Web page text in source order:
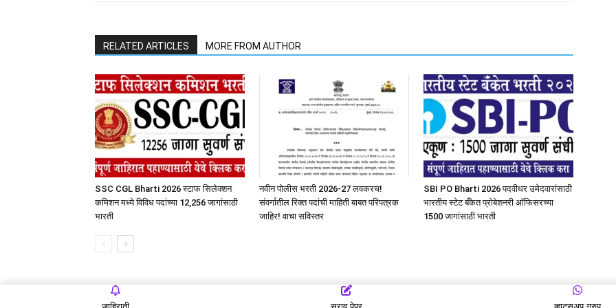
RELATED ARTICLES MORE FROM AUTHOR
SSC CGL Bharti 2026 स्टाफ सिलेक्शन
कमिशन मध्ये विविध पदांच्या 12,256 जागांसाठी
भारती
नवीन पोलीस भरती 2026-27 लवकरच!
संवर्गातील रिक्त पदांची माहिती बाबत परिपत्रक
जाहिर! वाचा सविस्तर
SBI PO Bharti 2026 पदवीधर उमेदवारांसाठी
भारतीय स्टेट बँकेत प्रोबेशनरी आ‍ॅफिसरच्या
1500 जागांसाठी भारती